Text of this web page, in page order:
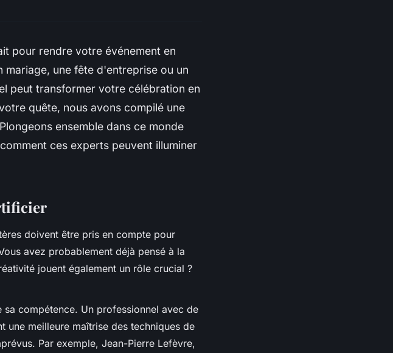
pour rendre votre événement en
mariage, une fête d'entreprise ou un
peut transformer votre célébration en
quête, nous avons compilé une
ensemble dans ce monde
ces experts peuvent illuminer
doivent être pris en compte pour
avez probablement déjà pensé à la
jouent également un rôle crucial ?
compétence. Un professionnel avec de
une meilleure maîtrise des techniques de
Par exemple, Jean-Pierre Lefèvre,